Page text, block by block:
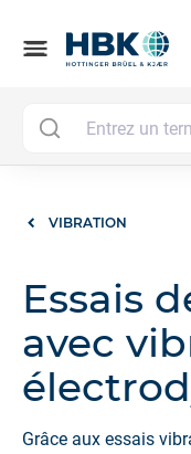
menu
VIBRATION
Essais
avec
Grâce aux essais